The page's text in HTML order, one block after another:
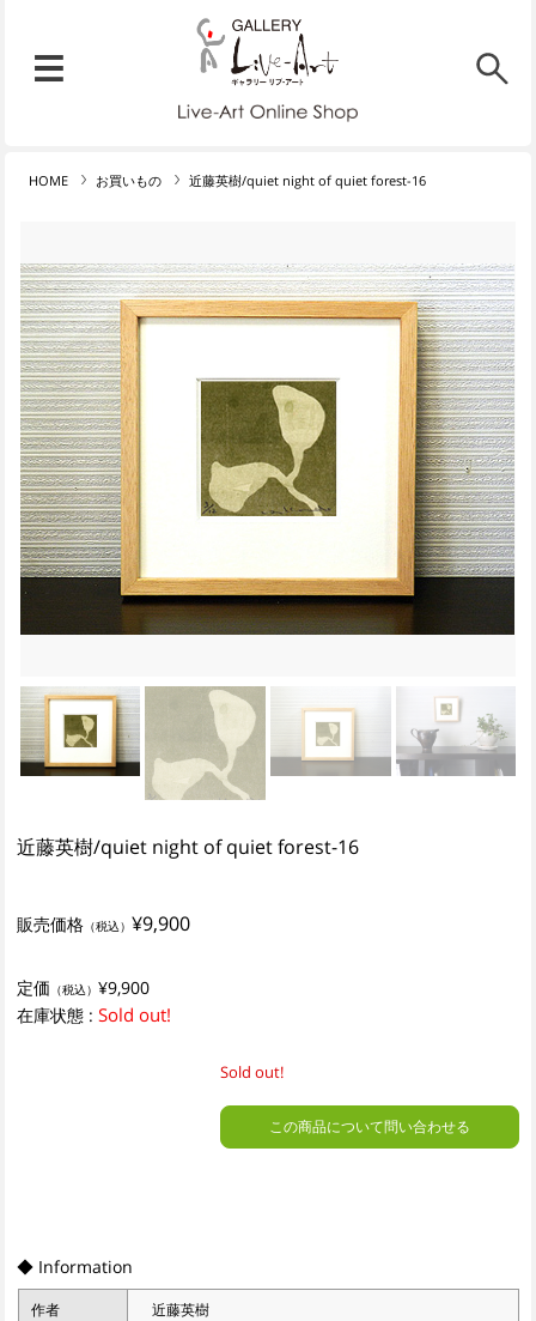
HOME お買いもの 近藤英樹/quiet night of quiet forest-16
近藤英樹/quiet night of quiet forest-16
販売価格 （税込） ¥9,900
定価 （税込） ¥9,900
在庫状態 :Sold out!
Sold out!
この商品について問い合わせる
◆ Information
作者 近藤英樹